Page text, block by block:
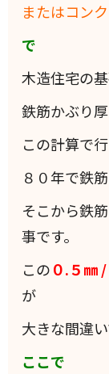
またはコン
で
木造住宅の
鉄筋かぶり
この計算で
８０年で鉄
そこから鉄
事です。
この０.５㎜
が
大きな間違
ここで